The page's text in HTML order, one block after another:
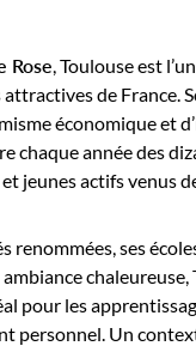
Rose, Toulouse est
de France.
économique et
chaque année des
jeunes actifs venus
renommées, ses
ambiance
pour les
personnel. Un